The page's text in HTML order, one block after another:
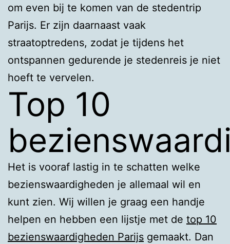
om even bij te komen van de stedentrip
Parijs. Er zijn daarnaast vaak
straatoptredens, zodat je tijdens het
ontspannen gedurende je stedenreis je niet
hoeft te vervelen.
Top 10
Het is vooraf lastig in te schatten welke
bezienswaardigheden je allemaal wil en
kunt zien. Wij willen je graag een handje
helpen en hebben een lijstje met de top 10
bezienswaardigheden Parijs gemaakt. Dan